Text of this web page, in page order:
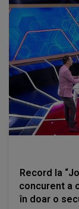
Record la
concurent a
în doar o